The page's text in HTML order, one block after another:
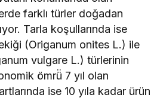
farklı türler doğadan
Tarla koşullarında ise
(Origanum onites L.) ile
vulgare L.) türlerinin
ömrü̈ 7 yıl olan
ise 10 yıla kadar ürün